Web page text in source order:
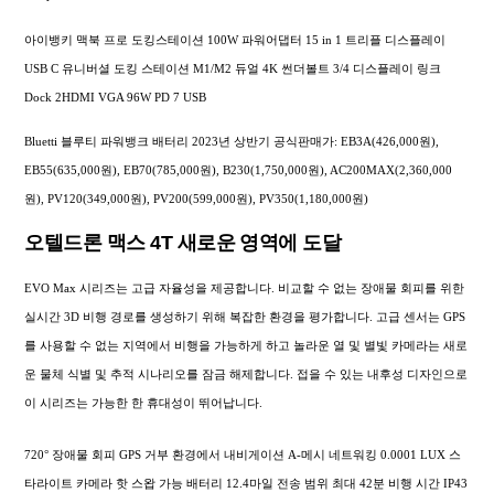
아이뱅키 맥북 프로 도킹스테이션 100W 파워어댑터 15 in 1 트리플 디스플레이
USB C 유니버셜 도킹 스테이션 M1/M2 듀얼 4K 썬더볼트 3/4 디스플레이 링크
Dock 2HDMI VGA 96W PD 7 USB
Bluetti 블루티 파워뱅크 배터리 2023년 상반기 공식판매가: EB3A(426,000원),
EB55(635,000원), EB70(785,000원), B230(1,750,000원), AC200MAX(2,360,000
원), PV120(349,000원), PV200(599,000원), PV350(1,180,000원)
오텔드론 맥스 4T 새로운 영역에 도달
EVO Max 시리즈는 고급 자율성을 제공합니다. 비교할 수 없는 장애물 회피를 위한
실시간 3D 비행 경로를 생성하기 위해 복잡한 환경을 평가합니다. 고급 센서는 GPS
를 사용할 수 없는 지역에서 비행을 가능하게 하고 놀라운 열 및 별빛 카메라는 새로
운 물체 식별 및 추적 시나리오를 잠금 해제합니다. 접을 수 있는 내후성 디자인으로
이 시리즈는 가능한 한 휴대성이 뛰어납니다.
720° 장애물 회피 GPS 거부 환경에서 내비게이션 A-메시 네트워킹 0.0001 LUX 스
타라이트 카메라 핫 스왑 가능 배터리 12.4마일 전송 범위 최대 42분 비행 시간 IP43